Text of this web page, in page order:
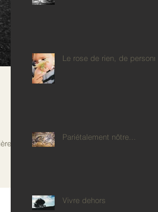
Le rose de rien, de personne
Pariétalement nôtre...
Vivre dehors